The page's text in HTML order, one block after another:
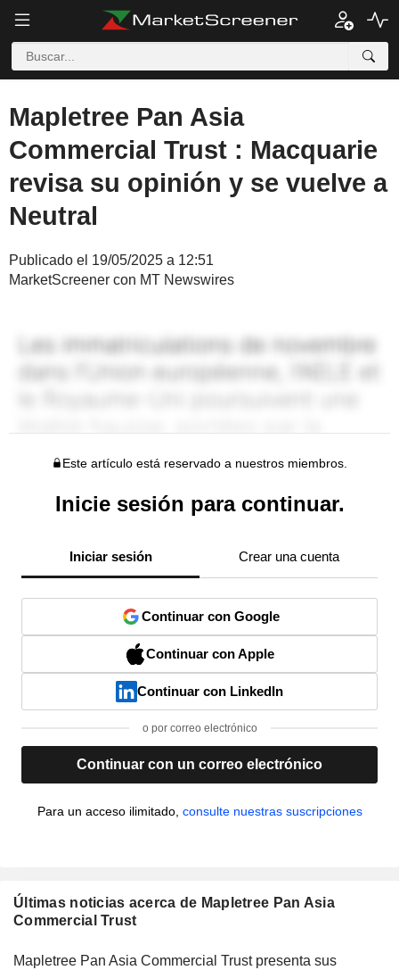
Mapletree Pan Asia
Commercial Trust : Macquarie
revisa su opinión y se vuelve a
Neutral
Publicado el 19/05/2025 a 12:51
MarketScreener con MT Newswires
Este artículo está reservado a nuestros miembros.
Inicie sesión para continuar.
Iniciar sesión Crear una cuenta
Continuar con Google
Continuar con Apple
Continuar con LinkedIn
o por correo electrónico
Continuar con un correo electrónico
Para un acceso ilimitado, consulte nuestras suscripciones
Últimas noticias acerca de Mapletree Pan Asia
Commercial Trust
Mapletree Pan Asia Commercial Trust presenta sus